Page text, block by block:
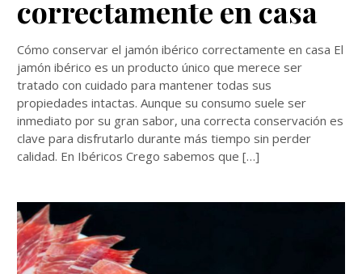
correctamente en casa
Cómo conservar el jamón ibérico correctamente en casa El
jamón ibérico es un producto único que merece ser
tratado con cuidado para mantener todas sus
propiedades intactas. Aunque su consumo suele ser
inmediato por su gran sabor, una correcta conservación es
clave para disfrutarlo durante más tiempo sin perder
calidad. En Ibéricos Crego sabemos que […]